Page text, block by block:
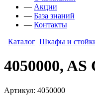
— Акции
— База знаний
— Контакты
Каталог Шкафы и
4050000,
Артикул: 4050000